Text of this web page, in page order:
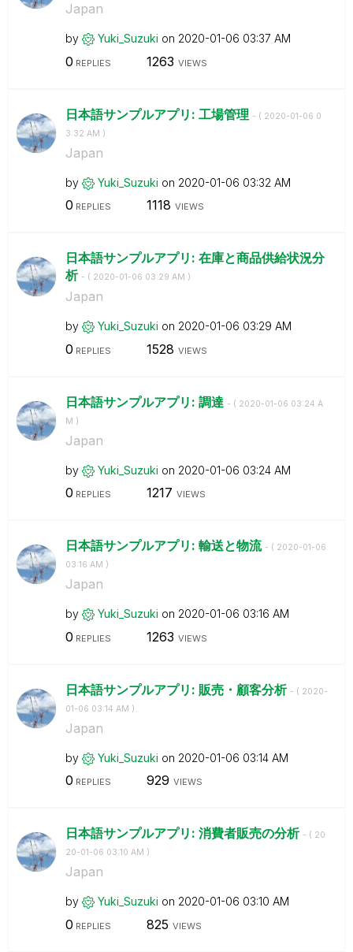
Japan
by Yuki_Suzuki on ‎2020-01-06 03:37 AM
0 REPLIES 1263 VIEWS
日本語サンプルアプリ: 工場管理 - ( ‎2020-01-06 0
3:32 AM )
Japan
by Yuki_Suzuki on ‎2020-01-06 03:32 AM
0 REPLIES 1118 VIEWS
日本語サンプルアプリ: 在庫と商品供給状況分
析 - ( ‎2020-01-06 03:29 AM )
Japan
by Yuki_Suzuki on ‎2020-01-06 03:29 AM
0 REPLIES 1528 VIEWS
日本語サンプルアプリ: 調達 - ( ‎2020-01-06 03:24 A
M )
Japan
by Yuki_Suzuki on ‎2020-01-06 03:24 AM
0 REPLIES 1217 VIEWS
日本語サンプルアプリ: 輸送と物流 - ( ‎2020-01-06
03:16 AM )
Japan
by Yuki_Suzuki on ‎2020-01-06 03:16 AM
0 REPLIES 1263 VIEWS
日本語サンプルアプリ: 販売・顧客分析 - ( ‎2020-
01-06 03:14 AM )
Japan
by Yuki_Suzuki on ‎2020-01-06 03:14 AM
0 REPLIES 929 VIEWS
日本語サンプルアプリ: 消費者販売の分析 - ( ‎20
20-01-06 03:10 AM )
Japan
by Yuki_Suzuki on ‎2020-01-06 03:10 AM
0 REPLIES 825 VIEWS